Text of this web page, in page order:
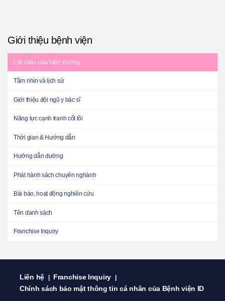
Giới thiệu bệnh viện
Lời chào của Viện trưởng
Tầm nhìn và lịch sử
Giới thiệu đội ngũ y bác sĩ
Năng lực cạnh tranh cốt lõi
Thời gian & Hướng dẫn
Hướng dẫn đường
Phát hành sách chuyên nghành
Bài báo, hoạt động nghiên cứu
Tên danh sách
Franchise Inquiry
Liên hệ | Franchise Inquiry |
Chính sách bảo mật thông tin cá nhân của Bệnh viện ID